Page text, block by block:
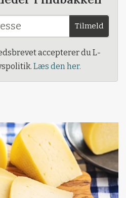
Tilmeld
accepterer du L-
Læs den her.